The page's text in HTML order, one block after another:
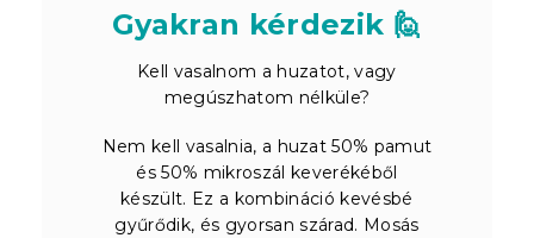
Gyakran kérdezik 🙋
Kell vasalnom a huzatot, vagy
megúszhatom nélküle?
Nem kell vasalnia, a huzat 50% pamut
és 50% mikroszál keverékéből
készült. Ez a kombináció kevésbé
gyűrődik, és gyorsan szárad. Mosás